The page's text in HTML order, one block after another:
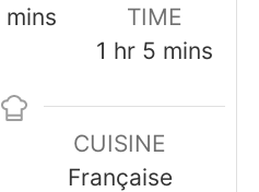
minutes
mins
TIME
1 hour
hr 5 minutes
mins
CUISINE
Française